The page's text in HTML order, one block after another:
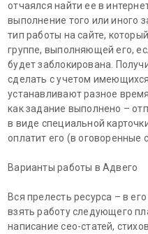
отчаялся найти ее в
выполнение того или иного
тип работы на сайте,
группе, выполняющей его,
будет заблокирована.
сделать с учетом
устанавливают разное
как задание выполнено –
в виде специальной
оплатит его (в оговоренные
Варианты работы в Адвего
Вся прелесть ресурса – в
взять работу следующего
написание сео-статей,